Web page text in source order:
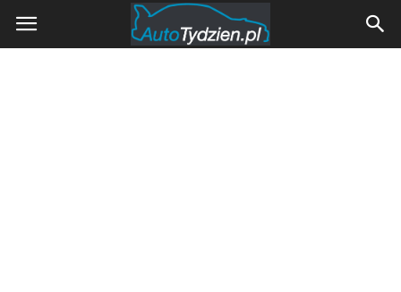
AutoTydzien.pl